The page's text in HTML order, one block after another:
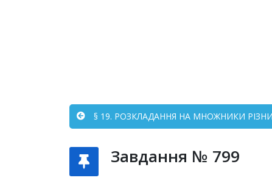
§ 19. РОЗКЛАДАННЯ НА МНОЖНИКИ
Завдання № 799